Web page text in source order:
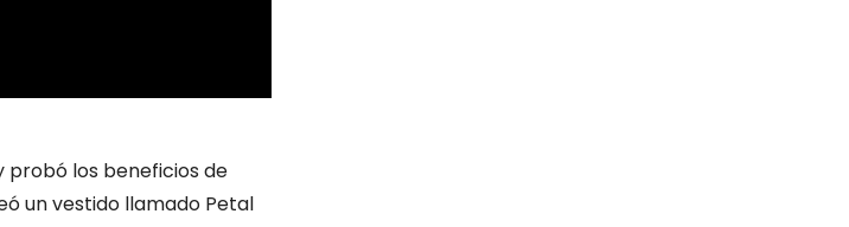
probó los beneficios de
un vestido llamado Petal